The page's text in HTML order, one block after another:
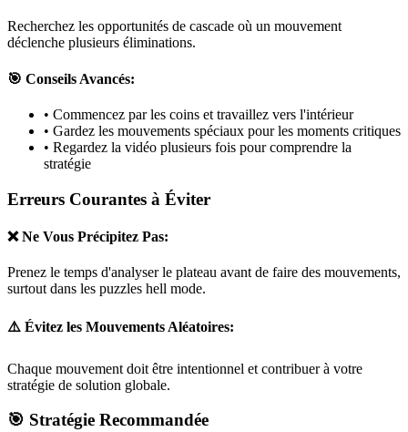
Recherchez les opportunités de cascade où un mouvement
déclenche plusieurs éliminations.
🎯 Conseils Avancés:
• Commencez par les coins et travaillez vers l'intérieur
• Gardez les mouvements spéciaux pour les moments critiques
• Regardez la vidéo plusieurs fois pour comprendre la
stratégie
Erreurs Courantes à Éviter
❌ Ne Vous Précipitez Pas:
Prenez le temps d'analyser le plateau avant de faire des mouvements,
surtout dans les puzzles hell mode.
⚠️ Évitez les Mouvements Aléatoires:
Chaque mouvement doit être intentionnel et contribuer à votre
stratégie de solution globale.
🎯 Stratégie Recommandée